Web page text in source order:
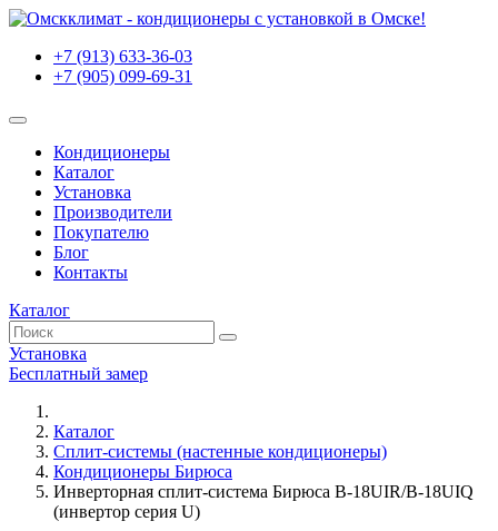
+7 (913) 633-36-03
+7 (905) 099-69-31
Кондиционеры
Каталог
Установка
Производители
Покупателю
Блог
Контакты
Каталог
Установка
Бесплатный замер
Каталог
Сплит-системы (настенные кондиционеры)
Кондиционеры Бирюса
Инверторная сплит-система Бирюса B-18UIR/B-18UIQ
(инвертор серия U)